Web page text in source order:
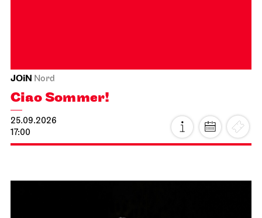
JOiN Nord
Ciao Sommer!
25.09.2026
17:00